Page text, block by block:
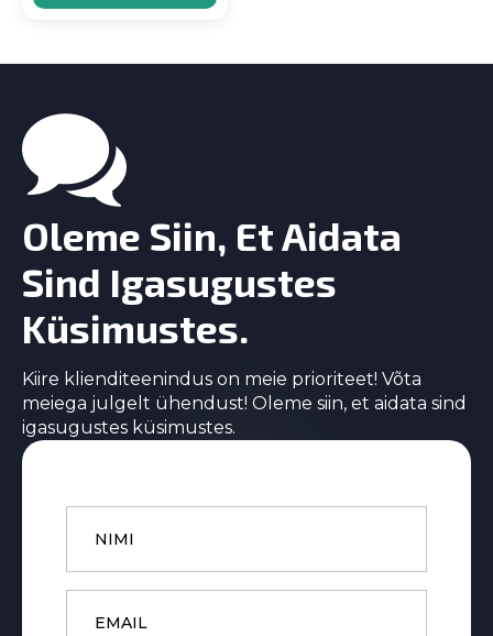
variants.
options
chosen
the
page
Oleme Siin, Et Aidata
Sind Igasugustes
Küsimustes.
Kiire klienditeenindus on meie prioriteet! Võta
meiega julgelt ühendust! Oleme siin, et aidata sind
igasugustes küsimustes.
Name
Email